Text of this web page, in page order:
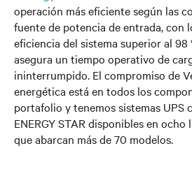
operación más eficiente según las
fuente de potencia de entrada, con
eficiencia del sistema superior al 98
asegura un tiempo operativo de
ininterrumpido. El compromiso de
energética está en todos los
portafolio y tenemos sistemas UPS
ENERGY STAR disponibles en
que abarcan más de 70 modelos.